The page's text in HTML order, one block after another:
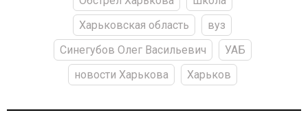
Харьковская область
вуз
Синегубов Олег Васильевич
УАБ
новости Харькова
Харьков